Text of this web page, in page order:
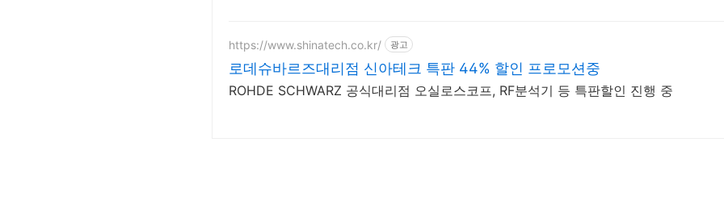
https://www.shinatech.co.kr/ 광고
로데슈바르즈대리점 신아테크 특판 44% 할인 프로모션중
ROHDE SCHWARZ 공식대리점 오실로스코프, RF분석기 등 특판할인 진행 중